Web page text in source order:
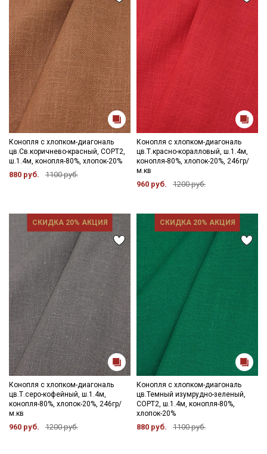
Конопля с хлопком-диагональ
цв.Св.коричнево-красный, СОРТ2,
ш.1.4м, конопля-80%, хлопок-20%
880 руб. 1100 руб.
Конопля с хлопком-диагональ
цв.Т.красно-коралловый, ш.1.4м,
конопля-80%, хлопок-20%, 246гр/
м.кв
960 руб. 1200 руб.
СКИДКА 20% АКЦИЯ
Конопля с хлопком-диагональ
цв.Т.серо-кофейный, ш.1.4м,
конопля-80%, хлопок-20%, 246гр/
м.кв
960 руб. 1200 руб.
СКИДКА 20% АКЦИЯ
Конопля с хлопком-диагональ
цв.Темный изумрудно-зеленый,
СОРТ2, ш.1.4м, конопля-80%,
хлопок-20%
880 руб. 1100 руб.